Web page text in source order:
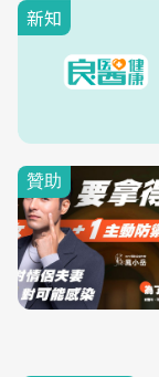
新知